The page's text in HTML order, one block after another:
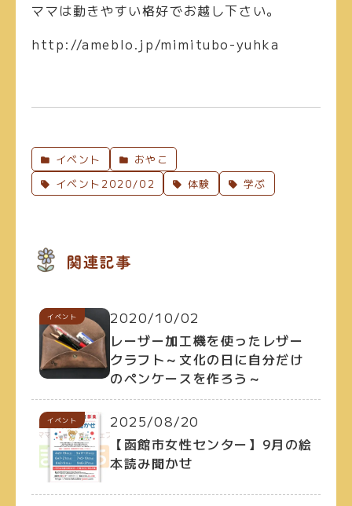
ママは動きやすい格好でお越し下さい。
http://ameblo.jp/mimitubo-yuhka
イベント
おやこ
イベント2020/02
体験 学ぶ
関連記事
イベント
2020/10/02
レーザー加工機を使ったレザー
クラフト～文化の日に自分だけ
のペンケースを作ろう～
イベント
2025/08/20
【函館市女性センター】9月の絵
本読み聞かせ